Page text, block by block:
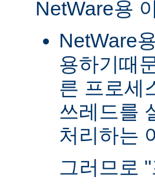
NetWare용
NetWare
용하기때
른 프로세
쓰레드를
처리하는
그러므로